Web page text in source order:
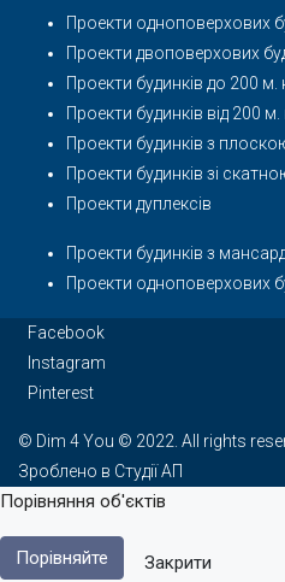
Проекти одноповерхових
Проекти двоповерхових
Проекти будинків до 200 м.
Проекти будинків від 200 м.
Проекти будинків з
Проекти будинків зі
Проекти дуплексів
Проекти будинків з
Проекти одноповерхових
Facebook
Instagram
Pinterest
© Dim 4 You © 2022. All rights
Зроблено в Студії АП
Порівняння об'єктів
Порівняйте
Закрити